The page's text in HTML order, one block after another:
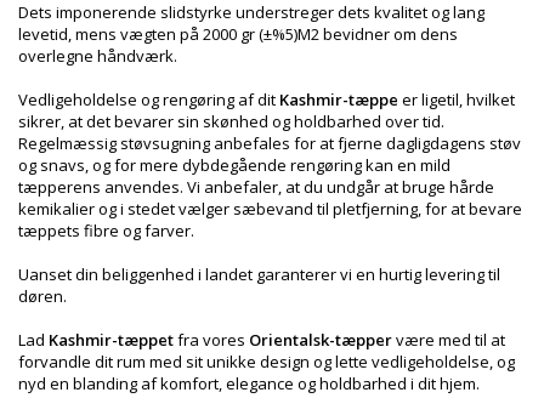
Dets imponerende slidstyrke understreger dets kvalitet og lang
levetid, mens vægten på 2000 gr (±%5)M2 bevidner om dens
overlegne håndværk.
Vedligeholdelse og rengøring af dit Kashmir-tæppe er ligetil, hvilket
sikrer, at det bevarer sin skønhed og holdbarhed over tid.
Regelmæssig støvsugning anbefales for at fjerne dagligdagens støv
og snavs, og for mere dybdegående rengøring kan en mild
tæpperens anvendes. Vi anbefaler, at du undgår at bruge hårde
kemikalier og i stedet vælger sæbevand til pletfjerning, for at bevare
tæppets fibre og farver.
Uanset din beliggenhed i landet garanterer vi en hurtig levering til
døren.
Lad Kashmir-tæppetfra vores Orientalsk-tæppervære med til at
forvandle dit rum med sit unikke design og lette vedligeholdelse, og
nyd en blanding af komfort, elegance og holdbarhed i dit hjem.